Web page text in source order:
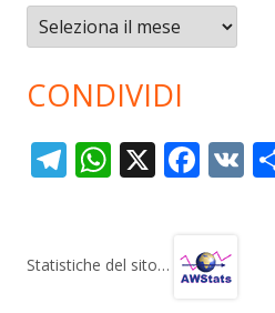
Archivi
CONDIVIDI
T
gr
W
s
X F
b
V
Statistiche del sito…